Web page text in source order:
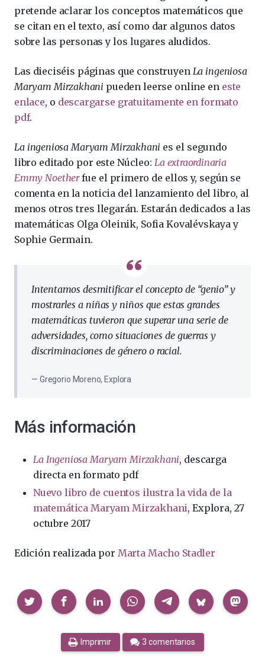
pretende aclarar los conceptos matemáticos que
se citan en el texto, así como dar algunos datos
sobre las personas y los lugares aludidos.
Las dieciséis páginas que construyen La ingeniosa
Maryam Mirzakhani pueden leerse online en este
enlace, o descargarse gratuitamente en formato
pdf.
La ingeniosa Maryam Mirzakhani es el segundo
libro editado por este Núcleo: La extraordinaria
Emmy Noetherfue el primero de ellos y, según se
comenta en la noticia del lanzamiento del libro, al
menos otros tres llegarán. Estarán dedicados a las
matemáticas Olga Oleinik, Sofia Kovalévskaya y
Sophie Germain.
Intentamos desmitificar el concepto de “genio” y
mostrarles a niñas y niños que estas grandes
matemáticas tuvieron que superar una serie de
adversidades, como situaciones de guerras y
discriminaciones de género o racial.
Gregorio Moreno, Explora
Más información
La Ingeniosa Maryam Mirzakhani, descarga
directa en formato pdf
Nuevo libro de cuentos ilustra la vida de la
matemática Maryam Mirzakhani, Explora, 27
octubre 2017
Edición realizada por Marta Macho Stadler
Compartir
Imprimir 3 comentarios